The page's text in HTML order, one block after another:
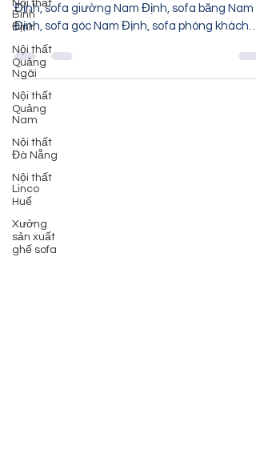
Nội thất
Bình
Định
Nội thất
Quảng
Ngãi
Nội thất
Quảng
Nam
Nội thất
Đà Nẵng
Nội thất
Linco
Huế
Xưởng
sản xuất
ghế sofa
ghế sofa Nam Định, ghế salong nệm tại Nam
Định, sofa giường Nam Định, sofa băng Nam
Định, sofa góc Nam Định, sofa phòng khách
Nam Định,...